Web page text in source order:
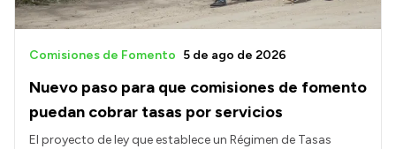
Nuevo paso para que comisiones de fomento
puedan cobrar tasas por servicios
Comisiones de Fomento 5 de ago de 2026
El proyecto de ley que establece un Régimen de Tasas